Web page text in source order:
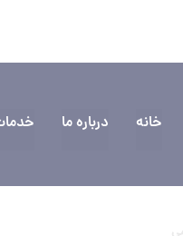
درباره ما خانه